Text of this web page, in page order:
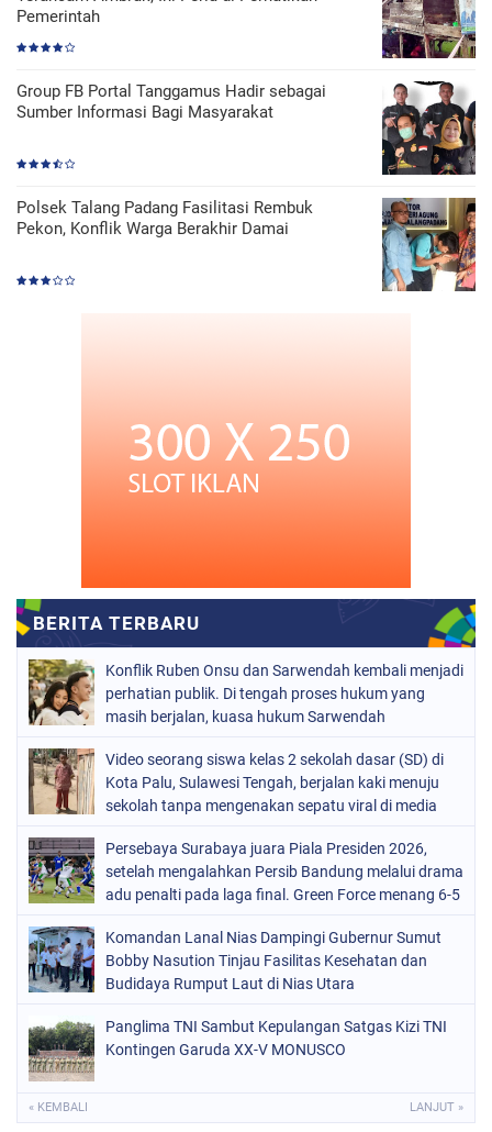
Pemerintah
Group FB Portal Tanggamus Hadir sebagai
Sumber Informasi Bagi Masyarakat
Polsek Talang Padang Fasilitasi Rembuk
Pekon, Konflik Warga Berakhir Damai
Konflik Ruben Onsu dan Sarwendah kembali menjadi
perhatian publik. Di tengah proses hukum yang
masih berjalan, kuasa hukum Sarwendah
Video seorang siswa kelas 2 sekolah dasar (SD) di
Kota Palu, Sulawesi Tengah, berjalan kaki menuju
sekolah tanpa mengenakan sepatu viral di media
Persebaya Surabaya juara Piala Presiden 2026,
setelah mengalahkan Persib Bandung melalui drama
adu penalti pada laga final. Green Force menang 6-5
menit
Komandan Lanal Nias Dampingi Gubernur Sumut
Bobby Nasution Tinjau Fasilitas Kesehatan dan
Budidaya Rumput Laut di Nias Utara
Panglima TNI Sambut Kepulangan Satgas Kizi TNI
Kontingen Garuda XX-V MONUSCO
« KEMBALI LANJUT »